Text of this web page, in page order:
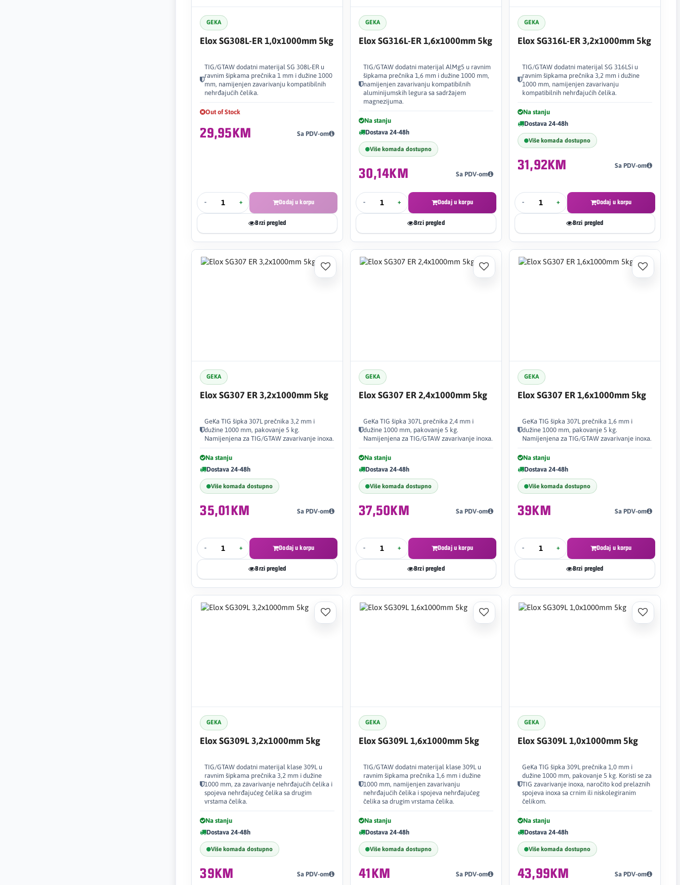
GEKA
Elox SG308L-ER 1,0x1000mm 5kg
TIG/GTAW dodatni materijal SG 308L-ER u
ravnim šipkama prečnika 1 mm i dužine 1000
mm, namijenjen zavarivanju kompatibilnih
nehrđajućih čelika.
Out of Stock
29,95KM Sa PDV-om
- + Dodaj u korpu
Brzi pregled
GEKA
Elox SG316L-ER 1,6x1000mm 5kg
TIG/GTAW dodatni materijal AlMg5 u ravnim
šipkama prečnika 1,6 mm i dužine 1000 mm,
namijenjen zavarivanju kompatibilnih
aluminijumskih legura sa sadržajem
magnezijuma.
Na stanju
Dostava 24-48h
Više komada dostupno
30,14KM Sa PDV-om
- + Dodaj u korpu
Brzi pregled
GEKA
Elox SG316L-ER 3,2x1000mm 5kg
TIG/GTAW dodatni materijal SG 316LSi u
ravnim šipkama prečnika 3,2 mm i dužine
1000 mm, namijenjen zavarivanju
kompatibilnih nehrđajućih čelika.
Na stanju
Dostava 24-48h
Više komada dostupno
31,92KM Sa PDV-om
- + Dodaj u korpu
Brzi pregled
GEKA
Elox SG307 ER 3,2x1000mm 5kg
GeKa TIG šipka 307L prečnika 3,2 mm i
dužine 1000 mm, pakovanje 5 kg.
Namijenjena za TIG/GTAW zavarivanje inoxa.
Na stanju
Dostava 24-48h
Više komada dostupno
35,01KM Sa PDV-om
- + Dodaj u korpu
Brzi pregled
GEKA
Elox SG307 ER 2,4x1000mm 5kg
GeKa TIG šipka 307L prečnika 2,4 mm i
dužine 1000 mm, pakovanje 5 kg.
Namijenjena za TIG/GTAW zavarivanje inoxa.
Na stanju
Dostava 24-48h
Više komada dostupno
37,50KM Sa PDV-om
- + Dodaj u korpu
Brzi pregled
GEKA
Elox SG307 ER 1,6x1000mm 5kg
GeKa TIG šipka 307L prečnika 1,6 mm i
dužine 1000 mm, pakovanje 5 kg.
Namijenjena za TIG/GTAW zavarivanje inoxa.
Na stanju
Dostava 24-48h
Više komada dostupno
39KM Sa PDV-om
- + Dodaj u korpu
Brzi pregled
GEKA
Elox SG309L 3,2x1000mm 5kg
TIG/GTAW dodatni materijal klase 309L u
ravnim šipkama prečnika 3,2 mm i dužine
1000 mm, za zavarivanje nehrđajućih čelika i
spojeva nehrđajućeg čelika sa drugim
vrstama čelika.
Na stanju
Dostava 24-48h
Više komada dostupno
39KM Sa PDV-om
GEKA
Elox SG309L 1,6x1000mm 5kg
TIG/GTAW dodatni materijal klase 309L u
ravnim šipkama prečnika 1,6 mm i dužine
1000 mm, namijenjen zavarivanju
nehrđajućih čelika i spojeva nehrđajućeg
čelika sa drugim vrstama čelika.
Na stanju
Dostava 24-48h
Više komada dostupno
41KM Sa PDV-om
GEKA
Elox SG309L 1,0x1000mm 5kg
GeKa TIG šipka 309L prečnika 1,0 mm i
dužine 1000 mm, pakovanje 5 kg. Koristi se za
TIG zavarivanje inoxa, naročito kod prelaznih
spojeva inoxa sa crnim ili niskolegiranim
čelikom.
Na stanju
Dostava 24-48h
Više komada dostupno
43,99KM Sa PDV-om